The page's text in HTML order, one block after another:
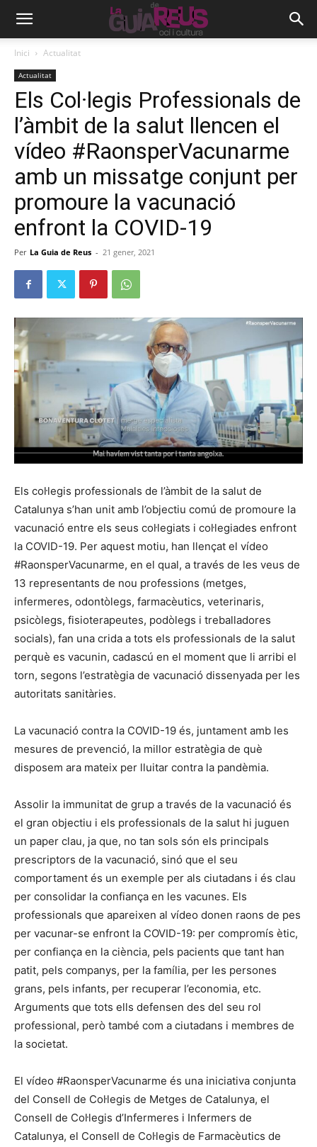
Inici Actualitat
Actualitat
Els Col·legis Professionals de
l’àmbit de la salut llencen el
vídeo #RaonsperVacunarme
amb un missatge conjunt per
promoure la vacunació
enfront la COVID-19
Per La Guia de Reus - 21 gener, 2021
Els col·legis professionals de l’àmbit de la salut de
Catalunya s’han unit amb l’objectiu comú de promoure la
vacunació entre els seus col·legiats i col·legiades enfront
la COVID-19. Per aquest motiu, han llençat el vídeo
#RaonsperVacunarme, en el qual, a través de les veus de
13 representants de nou professions (metges,
infermeres, odontòlegs, farmacèutics, veterinaris,
psicòlegs, fisioterapeutes, podòlegs i treballadores
socials), fan una crida a tots els professionals de la salut
perquè es vacunin, cadascú en el moment que li arribi el
torn, segons l’estratègia de vacunació dissenyada per les
autoritats sanitàries.
La vacunació contra la COVID-19 és, juntament amb les
mesures de prevenció, la millor estratègia de què
disposem ara mateix per lluitar contra la pandèmia.
Assolir la immunitat de grup a través de la vacunació és
el gran objectiu i els professionals de la salut hi juguen
un paper clau, ja que, no tan sols són els principals
prescriptors de la vacunació, sinó que el seu
comportament és un exemple per als ciutadans i és clau
per consolidar la confiança en les vacunes. Els
professionals que apareixen al vídeo donen raons de pes
per vacunar-se enfront la COVID-19: per compromís ètic,
per confiança en la ciència, pels pacients que tant han
patit, pels companys, per la família, per les persones
grans, pels infants, per recuperar l’economia, etc.
Arguments que tots ells defensen des del seu rol
professional, però també com a ciutadans i membres de
la societat.
El vídeo #RaonsperVacunarme és una iniciativa conjunta
del Consell de Col·legis de Metges de Catalunya, el
Consell de Col·legis d’Infermeres i Infermers de
Catalunya, el Consell de Col·legis de Farmacèutics de